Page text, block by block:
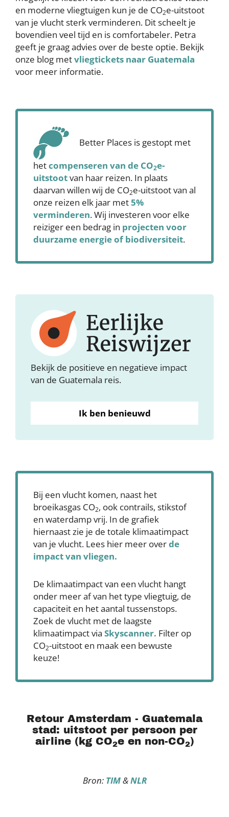
en moderne vliegtuigen kun je de CO2e-uitstoot
van je vlucht sterk verminderen. Dit scheelt je
bovendien veel tijd en is comfortabeler. Petra
geeft je graag advies over de beste optie. Bekijk
onze blog metvliegtickets naar Guatemala
voor meer informatie.
Better Places is gestopt met
hetcompenseren van de CO2e-
uitstootvan haar reizen. In plaats
daarvan willen wij de CO2e-uitstoot van al
onze reizen elk jaar met5%
verminderen. Wij investeren voor elke
reiziger een bedrag in projecten voor
duurzame energie of biodiversiteit.
Bekijk de positieve en negatieve impact
van de Guatemala reis.
Ik ben benieuwd
Bij een vlucht komen, naast het
broeikasgas CO2, ook contrails, stikstof
en waterdamp vrij. In de grafiek
hiernaast zie je de totale klimaatimpact
van je vlucht. Lees hier meer overde
impact van vliegen.
De klimaatimpact van een vlucht hangt
onder meer af van het type vliegtuig, de
capaciteit en het aantal tussenstops.
Zoek de vlucht met de laagste
klimaatimpact via Skyscanner. Filter op
CO2-uitstoot en maak een bewuste
keuze!
Retour Amsterdam - Guatemala
stad: uitstoot per persoon per
airline (kg CO2e en non-CO2)
Bron: TIM&NLR